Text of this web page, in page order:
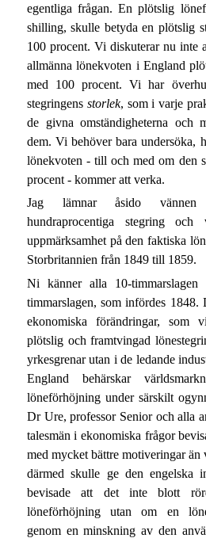
egentliga frågan. En plötslig
shilling, skulle betyda en plötslig
100 procent. Vi diskuterar nu inte
allmänna lönekvoten i England
med 100 procent. Vi har
stegringens storlek, som i varje
de givna omständigheterna och
dem. Vi behöver bara undersöka,
lönekvoten - till och med om den
procent - kommer att verka.
Jag lämnar åsido vännen
hundraprocentiga stegring
uppmärksamhet på den faktiska
Storbritannien från 1849 till 1859.
Ni känner alla 10-
timmarslagen, som infördes 1848.
ekonomiska förändringar,
plötslig och framtvingad
yrkesgrenar utan i de ledande
England behärskar
löneförhöjning under särskilt
Dr Ure, professor Senior och alla
talesmän i ekonomiska frågor
med mycket bättre motiveringar än
därmed skulle ge den engelska
bevisade att det inte blott
löneförhöjning utan om en
genom en minskning av den